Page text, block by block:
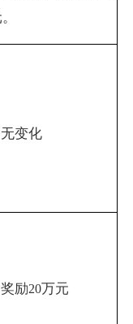
无变化
奖励20万元